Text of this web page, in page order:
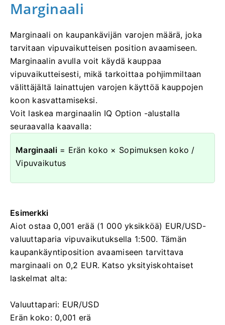
Marginaali
Marginaali on kaupankävijän varojen määrä, joka
tarvitaan vipuvaikutteisen position avaamiseen.
Marginaalin avulla voit käydä kauppaa
vipuvaikutteisesti, mikä tarkoittaa pohjimmiltaan
välittäjältä lainattujen varojen käyttöä kauppojen
koon kasvattamiseksi.
Voit laskea marginaalin IQ Option -alustalla
seuraavalla kaavalla:
Marginaali= Erän koko × Sopimuksen koko /
Vipuvaikutus
Esimerkki
Aiot ostaa 0,001 erää (1 000 yksikköä) EUR/USD-
valuuttaparia vipuvaikutuksella 1:500. Tämän
kaupankäyntiposition avaamiseen tarvittava
marginaali on 0,2 EUR. Katso yksityiskohtaiset
laskelmat alta:
Valuuttapari: EUR/USD
Erän koko: 0,001 erä